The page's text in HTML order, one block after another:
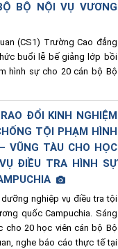
BỘ NỘI VỤ VƯƠNG
(CS1) Trường Cao đẳng
buổi lễ bế giảng lớp bồi
hình sự cho 20 cán bộ Bộ
ĐỔI KINH NGHIỆM
TỘI PHẠM HÌNH
VŨNG TÀU CHO HỌC
ĐIỀU TRA HÌNH SỰ
nghiệp vụ điều tra tội
quốc Campuchia. Sáng
cho 20 học viên cán bộ Bộ
nghe báo cáo thực tế tại